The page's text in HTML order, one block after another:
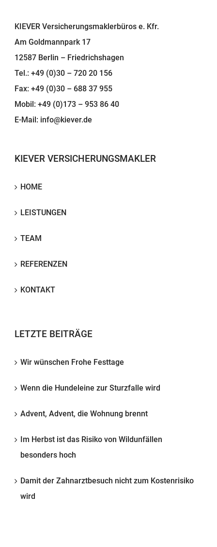
KIEVER Versicherungsmaklerbüros e. Kfr.
Am Goldmannpark 17
12587 Berlin – Friedrichshagen
Tel.: +49 (0)30 – 720 20 156
Fax: +49 (0)30 – 688 37 955
Mobil: +49 (0)173 – 953 86 40
E-Mail: info@kiever.de
KIEVER VERSICHERUNGSMAKLER
HOME
LEISTUNGEN
TEAM
REFERENZEN
KONTAKT
LETZTE BEITRÄGE
Wir wünschen Frohe Festtage
Wenn die Hundeleine zur Sturzfalle wird
Advent, Advent, die Wohnung brennt
Im Herbst ist das Risiko von Wildunfällen
besonders hoch
Damit der Zahnarztbesuch nicht zum Kostenrisiko
wird